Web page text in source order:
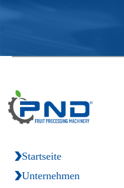
Startseite
Unternehmen